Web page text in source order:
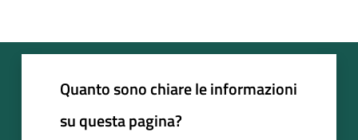
Quanto sono chiare le informazioni
su questa pagina?